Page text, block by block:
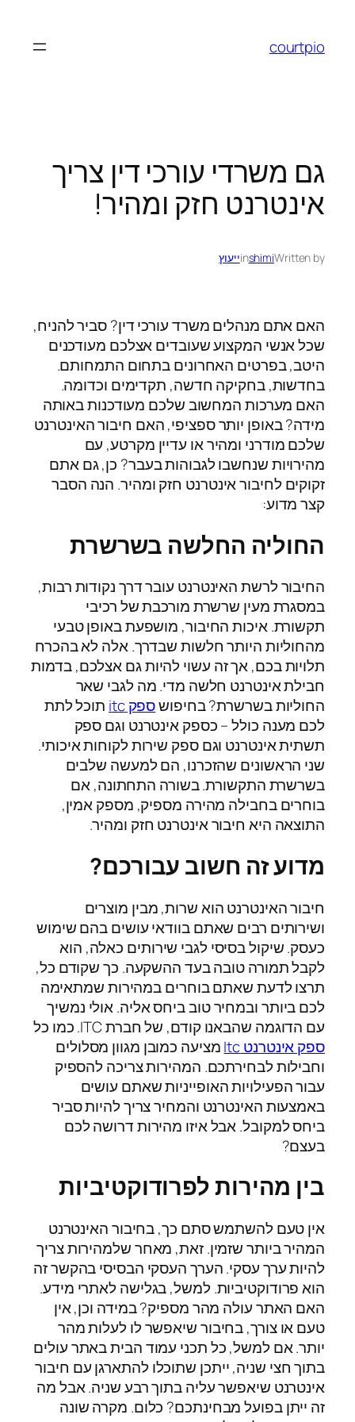
courtpio
גם משרדי עורכי דין צריך
אינטרנט חזק ומהיר!
Written by
shimi
inייעוץ
האם אתם מנהלים משרד עורכי דין? סביר להניח,
שכל אנשי המקצוע שעובדים אצלכם מעודכנים
היטב, בפרטים האחרונים בתחום התמחותם.
בחדשות, בחקיקה חדשה, תקדימים וכדומה.
האם מערכות המחשוב שלכם מעודכנות באותה
מידה? באופן יותר ספציפי, האם חיבור האינטרנט
שלכם מודרני ומהיר או עדיין מקרטע, עם
מהירויות שנחשבו לגבוהות בעבר? כן, גם אתם
זקוקים לחיבור אינטרנט חזק ומהיר. הנה הסבר
קצר מדוע:
החוליה החלשה בשרשרת
החיבור לרשת האינטרנט עובר דרך נקודות רבות,
במסגרת מעין שרשרת מורכבת של רכיבי
תקשורת. איכות החיבור, מושפעת באופן טבעי
מהחוליות היותר חלשות שבדרך. אלה לא בהכרח
תלויות בכם, אך זה עשוי להיות גם אצלכם, בדמות
חבילת אינטרנט חלשה מדי. מה לגבי שאר
החוליות בשרשרת? בחיפושספק itc
תוכל לתת
לכם מענה כולל – כספק אינטרנט וגם ספק
תשתית אינטרנט וגם ספק שירות לקוחות איכותי.
שני הראשונים שהזכרנו, הם למעשה שלבים
בשרשרת התקשורת. בשורה התחתונה, אם
בוחרים בחבילה מהירה מספיק, מספק אמין,
התוצאה היא חיבור אינטרנט חזק ומהיר.
מדוע זה חשוב עבורכם?
חיבור האינטרנט הוא שרות, מבין מוצרים
ושירותים רבים שאתם בוודאי עושים בהם שימוש
כעסק. שיקול בסיסי לגבי שירותים כאלה, הוא
לקבל תמורה טובה בעד ההשקעה. כך שקודם כל,
תרצו לדעת שאתם בוחרים במהירות שמתאימה
לכם ביותר ובמחיר טוב ביחס אליה. אולי נמשיך
עם הדוגמה שהבאנו קודם, של חברת ITC. כמו כל
ספק אינטרנט Itc
מציעה כמובן מגוון מסלולים
וחבילות לבחירתכם. המהירות צריכה להספיק
עבור הפעילויות האופייניות שאתם עושים
באמצעות האינטרנט והמחיר צריך להיות סביר
ביחס למקובל. אבל איזו מהירות דרושה לכם
בעצם?
בין מהירות לפרודוקטיביות
אין טעם להשתמש סתם כך, בחיבור האינטרנט
המהיר ביותר שזמין. זאת, מאחר שלמהירות צריך
להיות ערך עסקי. הערך העסקי הבסיסי בהקשר זה
הוא פרודוקטיביות. למשל, בגלישה לאתרי מידע.
האם האתר עולה מהר מספיק? במידה וכן, אין
טעם או צורך, בחיבור שיאפשר לו לעלות מהר
יותר. אם למשל, כל תכני עמוד הבית באתר עולים
בתוך חצי שניה, ייתכן שתוכלו להתארגן עם חיבור
אינטרנט שיאפשר עליה בתוך רבע שניה. אבל מה
זה ייתן בפועל מבחינתכם? כלום. מקרה שונה